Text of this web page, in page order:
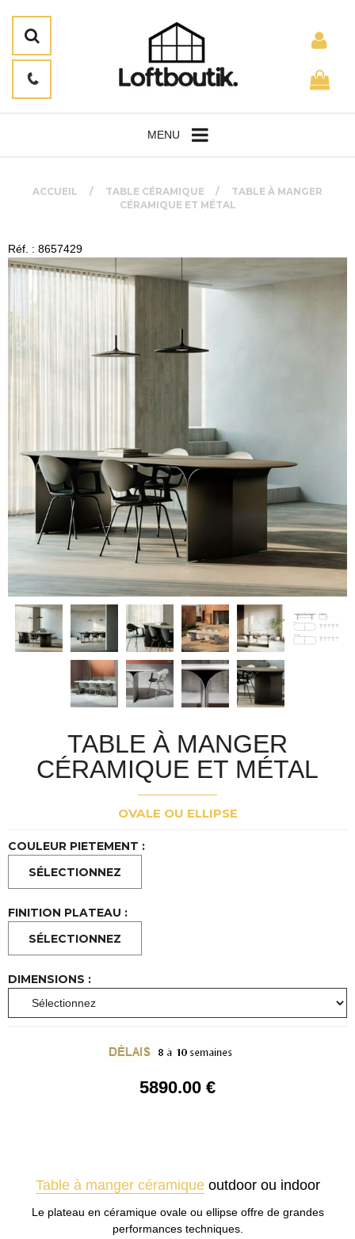
MENU
ACCUEIL TABLE CÉRAMIQUE
TABLE À MANGER
CÉRAMIQUE ET MÉTAL
Réf. : 8657429
TABLE À MANGER
CÉRAMIQUE ET MÉTAL
OVALE OU ELLIPSE
COULEUR PIETEMENT :
FINITION PLATEAU :
DIMENSIONS :
5890.00 €
Table à manger céramiqueoutdoor ou indoor
Le plateau en céramique ovale ou ellipse offre de grandes
performances techniques.